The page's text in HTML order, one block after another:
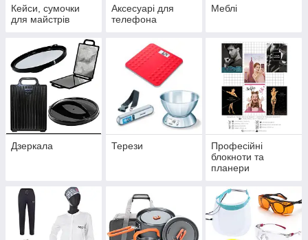
Кейси, сумочки
для майстрів
Аксесуарі для
телефона
Меблі
Дзеркала Терези
Професійні
блокноти та
планери